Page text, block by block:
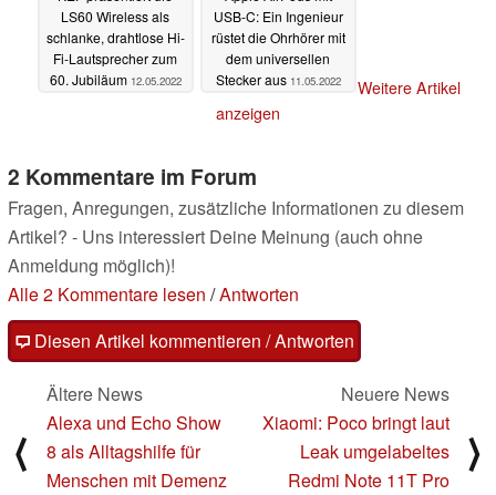
LS60 Wireless als
schlanke, drahtlose Hi-
Fi-Lautsprecher zum
60. Jubiläum 12.05.2022
USB-C: Ein Ingenieur
rüstet die Ohrhörer mit
dem universellen
Stecker aus 11.05.2022
Weitere Artikel
anzeigen
2 Kommentare im Forum
Fragen, Anregungen, zusätzliche Informationen zu diesem
Artikel? - Uns interessiert Deine Meinung (auch ohne
Anmeldung möglich)!
Alle 2 Kommentare lesen /Antworten
Diesen Artikel kommentieren / Antworten
⟨
Ältere News
Alexa und Echo Show
8 als Alltagshilfe für
Menschen mit Demenz
Neuere News
Xiaomi: Poco bringt laut
Leak umgelabeltes
Redmi Note 11T Pro
⟩